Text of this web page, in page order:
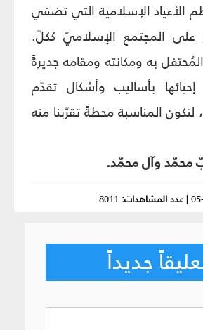
الأعياد الإسلامية التي تضفي
على المجتمع الإسلاميّ ككلّ.
به ومكانته ومقامه جديرةً
بأساليب وأشكال تقدّم
المناسبة محطةً تقرّبنا منه
محمّد وآل محمّد.
|عدد المشاهدات: 8011
جديداً